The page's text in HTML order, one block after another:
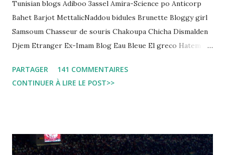
Tunisian blogs Adiboo 3assel Amira-Science po Anticorp
Bahet Barjot MettalicNaddou bidules Brunette Bloggy girl
Samsoum Chasseur de souris Chakoupa Chicha Dismalden
Djem Etranger Ex-Imam Blog Eau Bleue El greco Hatem
Leila fi amarikia Little Sarah American girl Massir mots a
dire Mouch ex Mazzika Tun...
PARTAGER
141 COMMENTAIRES
CONTINUER À LIRE LE POST>>